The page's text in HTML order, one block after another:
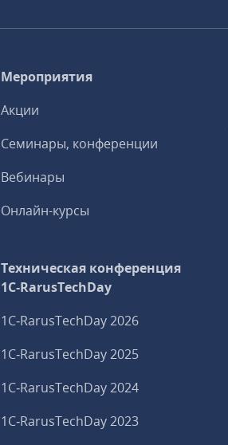
Мероприятия
Акции
Семинары, конференции
Вебинары
Онлайн-курсы
Техническая конференция
1C‑RarusTechDay
1C‑RarusTechDay 2026
1C‑RarusTechDay 2025
1C‑RarusTechDay 2024
1C‑RarusTechDay 2023